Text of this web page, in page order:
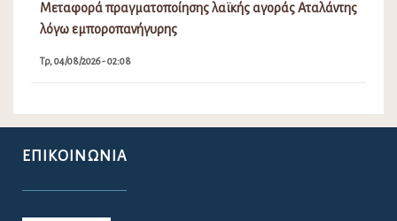
Μεταφορά πραγματοποίησης λαϊκής αγοράς Αταλάντης
λόγω εμποροπανήγυρης
Τρ, 04/08/2026 - 02:08
ΕΠΙΚΟΙΝΩΝΊΑ